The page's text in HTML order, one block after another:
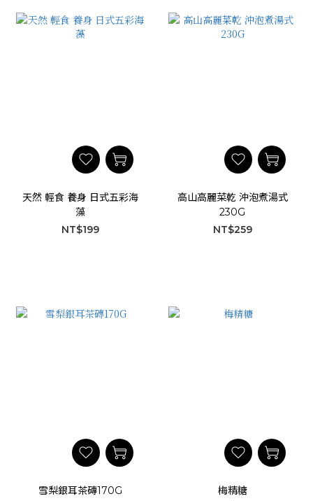
天然 輕食 養身 日式五彩海
藻
NT$199
高山高麗菜乾 沖泡煮湯式
230G
NT$259
雪梨銀耳茶磚170G
梅精糖